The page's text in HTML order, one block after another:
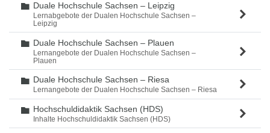
Ordner
Duale Hochschule Sachsen – Leipzig
Lernabgebote der Dualen Hochschule Sachsen –
Leipzig
Ordner
Duale Hochschule Sachsen – Plauen
Lernangebote der Dualen Hochschule Sachsen –
Plauen
Ordner
Duale Hochschule Sachsen – Riesa
Lernangebote der Dualen Hochschule Sachsen – Riesa
Ordner
Hochschuldidaktik Sachsen (HDS)
Inhalte Hochschuldidaktik Sachsen (HDS)